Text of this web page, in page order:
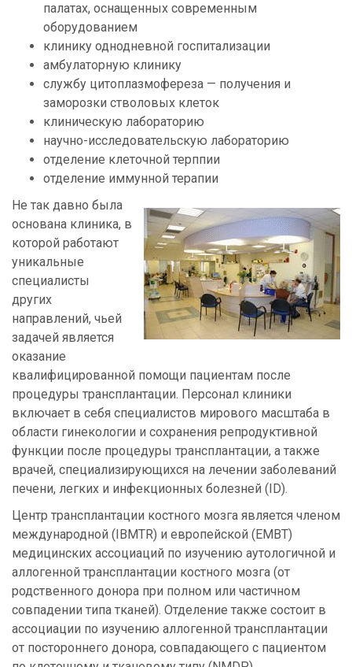
палатах, оснащенных современным
оборудованием
клинику однодневной госпитализации
амбулаторную клинику
службу цитоплазмофереза — получения и
заморозки стволовых клеток
клиническую лабораторию
научно-исследовательскую лабораторию
отделение клеточной терппии
отделение иммунной терапии
Не так давно была
основана клиника, в
которой работают
уникальные
специалисты
других
направлений, чьей
задачей является
оказание
квалифицированной помощи пациентам после
процедуры трансплантации. Персонал клиники
включает в себя специалистов мирового масштаба в
области гинекологии и сохранения репродуктивной
функции после процедуры трансплантации, а также
врачей, специализирующихся на лечении заболеваний
печени, легких и инфекционных болезней (ID).
Центр трансплантации костного мозга является членом
международной (IBMTR) и европейской (EMBT)
медицинских ассоциаций по изучению аутологичной и
аллогенной трансплантации костного мозга (от
родственного донора при полном или частичном
совпадении типа тканей). Отделение также состоит в
ассоциации по изучению аллогенной трансплантации
от постороннего донора, совпадающего с пациентом